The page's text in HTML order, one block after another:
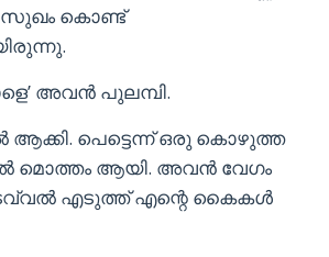
കൊണ്ട്
അവൻ പുലമ്പി.
പെട്ടെന്ന് ഒരു കൊഴുത്ത
മൊത്തം ആയി. അവൻ വേഗം
ടവ്വൽ എടുത്ത് എന്റെ കൈകൾ